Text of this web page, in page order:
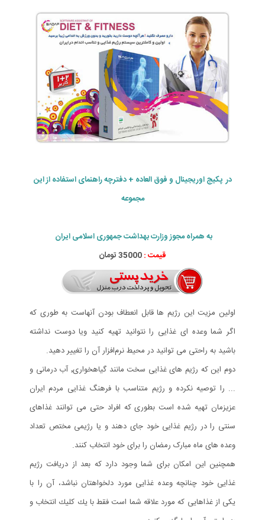
در پکیج اوریجینال و فوق العاده + دفترچه راهنمای استفاده از این
مجموعه
به همراه مجوز وزارت بهداشت جمهوری اسلامی ایران
قیمت :35000 تومان
اولین مزیت این رژیم ها قابل انعطاف بودن آنهاست به طوری که
اگر شما وعده ای غذایی را نتوانید تهیه کنید ویا دوست نداشته
باشید به راحتی می توانید در محیط نرم‌افزار آن را تغییر دهید.
دوم این که رژیم های غذایی سخت مانند گیاهخواری٬ آب درمانی و
... را توصیه نکرده و رژیم متناسب با فرهنگ غذایی مردم ایران
عزیزمان تهیه شده است بطوری که افراد حتی می توانند غذاهای
سنتی را در رژیم غذایی خود جای دهند و یا رژیمی مختص تعداد
وعده های ماه مبارک رمضان را برای خود انتخاب کنند.
همچنين اين امكان برای شما وجود دارد كه بعد از دريافت رژيم
غذايی خود چنانچه وعده غذايی مورد دلخواهتان نباشد، آن را با
يكی از غذاهايی كه مورد علاقه شما است فقط با يك كليك انتخاب و